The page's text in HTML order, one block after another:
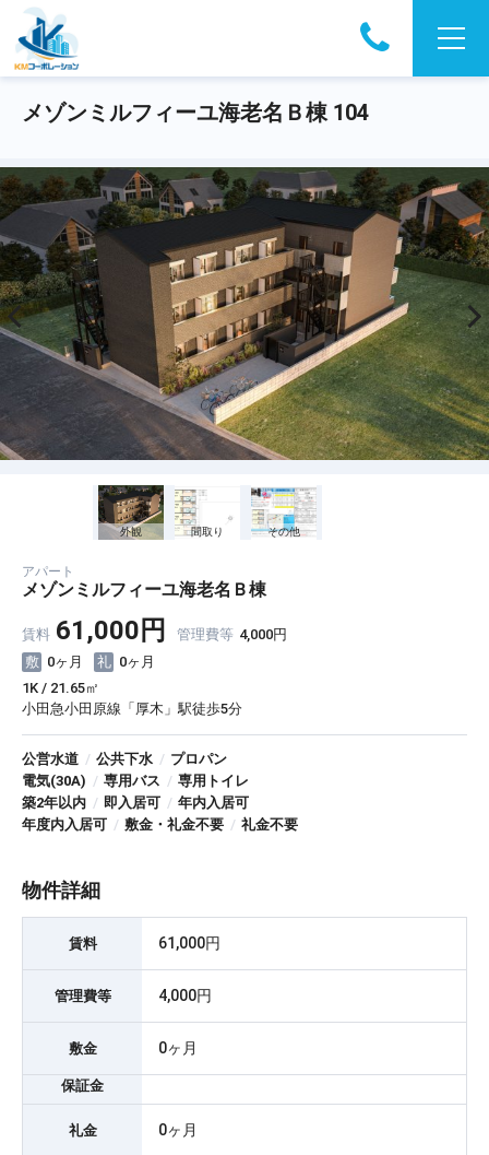
メゾンミルフィーユ海老名Ｂ棟 104
外観 間取り その他
アパート
メゾンミルフィーユ海老名Ｂ棟
賃料 61,000円 管理費等 4,000円
0ヶ月
0ヶ月
1K / 21.65㎡
小田急小田原線「厚木」駅徒歩5分
公営水道 / 公共下水 / プロパン
電気(30A) / 専用バス / 専用トイレ
築2年以内 / 即入居可 / 年内入居可
年度内入居可 / 敷金・礼金不要 / 礼金不要
物件詳細
賃料 61,000円
管理費等 4,000円
敷金 0ヶ月
保証金
礼金 0ヶ月